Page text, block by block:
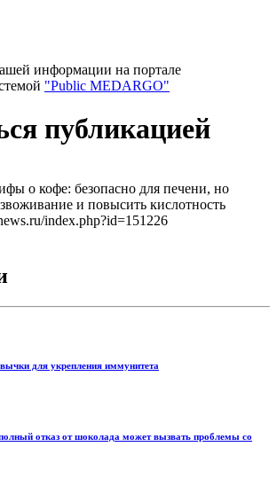
информации на портале
"Public MEDARGO"
публикацией
о кофе: безопасно для печени, но
и повысить кислотность
index.php?id=151226
для укрепления иммунитета
отказ от шоколада может вызвать проблемы со